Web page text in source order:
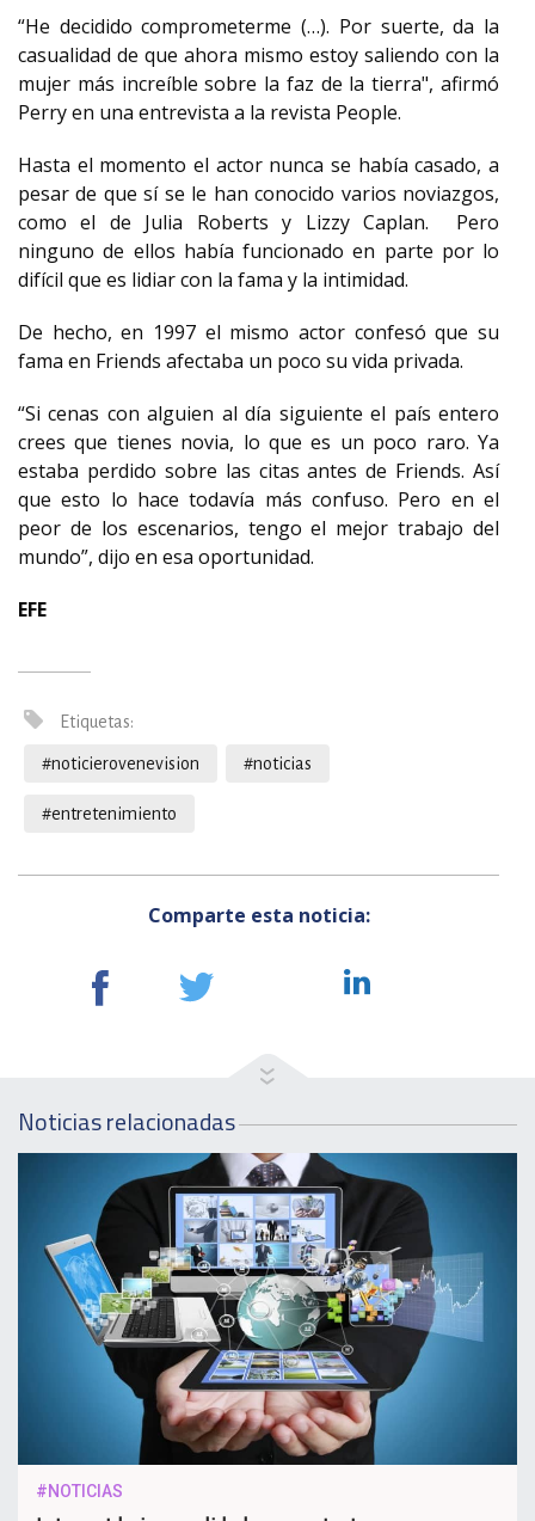
“He decidido comprometerme (…). Por suerte, da la
casualidad de que ahora mismo estoy saliendo con la
mujer más increíble sobre la faz de la tierra", afirmó
Perry en una entrevista a la revista People.
Hasta el momento el actor nunca se había casado, a
pesar de que sí se le han conocido varios noviazgos,
como el de Julia Roberts y Lizzy Caplan. Pero
ninguno de ellos había funcionado en parte por lo
difícil que es lidiar con la fama y la intimidad.
De hecho, en 1997 el mismo actor confesó que su
fama en Friends afectaba un poco su vida privada.
“Si cenas con alguien al día siguiente el país entero
crees que tienes novia, lo que es un poco raro. Ya
estaba perdido sobre las citas antes de Friends. Así
que esto lo hace todavía más confuso. Pero en el
peor de los escenarios, tengo el mejor trabajo del
mundo”, dijo en esa oportunidad.
EFE
Etiquetas:
#noticierovenevision #noticias
#entretenimiento
Comparte esta noticia:
Noticias relacionadas
#NOTICIAS